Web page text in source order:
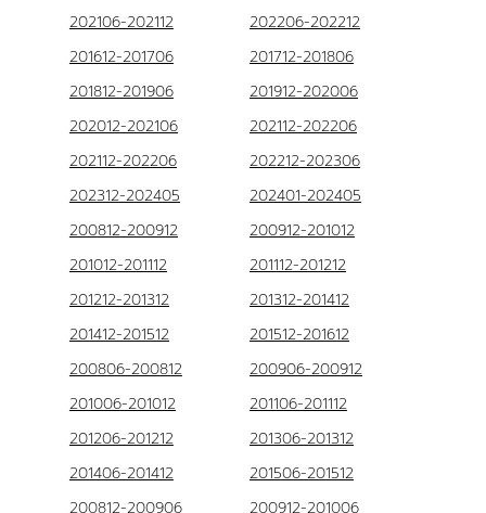
202106-202112
202206-202212
201612-201706
201712-201806
201812-201906
201912-202006
202012-202106
202112-202206
202112-202206
202212-202306
202312-202405
202401-202405
200812-200912
200912-201012
201012-201112
201112-201212
201212-201312
201312-201412
201412-201512
201512-201612
200806-200812
200906-200912
201006-201012
201106-201112
201206-201212
201306-201312
201406-201412
201506-201512
200812-200906
200912-201006